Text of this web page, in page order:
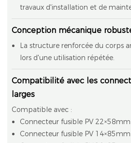
travaux d'installation et de
Conception mécanique
La structure renforcée du corps
lors d'une utilisation répétée.
Compatibilité avec les
larges
Compatible avec :
Connecteur fusible PV
Connecteur fusible PV